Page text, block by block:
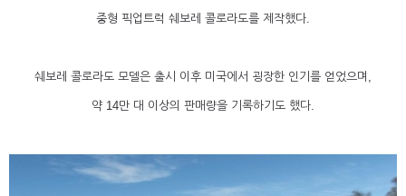
중형 픽업트럭 쉐보레 콜로라도를 제작했다.
쉐보레 콜로라도 모델은 출시 이후 미국에서 굉장한 인기를 얻었으며,
약 14만 대 이상의 판매량을 기록하기도 했다.